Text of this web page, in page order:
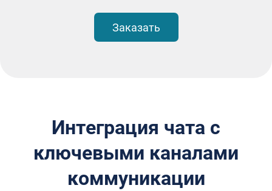
Заказать
Интеграция чата с
ключевыми каналами
коммуникации